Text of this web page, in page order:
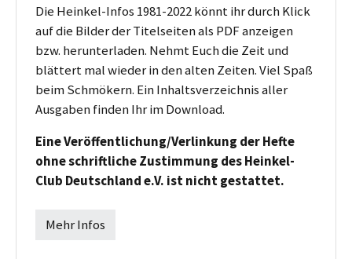
Die Heinkel-Infos 1981-2022 könnt ihr durch Klick
auf die Bilder der Titelseiten als PDF anzeigen
bzw. herunterladen. Nehmt Euch die Zeit und
blättert mal wieder in den alten Zeiten. Viel Spaß
beim Schmökern. Ein Inhaltsverzeichnis aller
Ausgaben finden Ihr im Download.
Eine Veröffentlichung/Verlinkung der Hefte
ohne schriftliche Zustimmung des Heinkel-
Club Deutschland e.V. ist nicht gestattet.
Mehr Infos